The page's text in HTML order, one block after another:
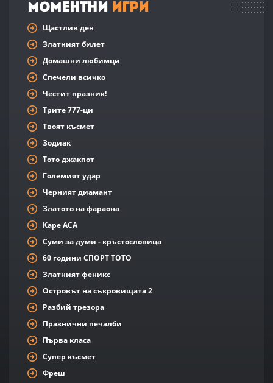
Моментни Игри
Щастлив ден
Златният билет
Домашни любимци
Спечели всичко
Честит празник!
Трите 777-ци
Твоят късмет
Зодиак
Тото джакпот
Големият удар
Черният диамант
Златото на фараона
Каре АСА
Суми за думи - кръстословица
60 години СПОРТ ТОТО
Златният феникс
Островът на съкровищата 2
Разбий трезора
Празнични печалби
Първа класа
Супер късмет
Фреш